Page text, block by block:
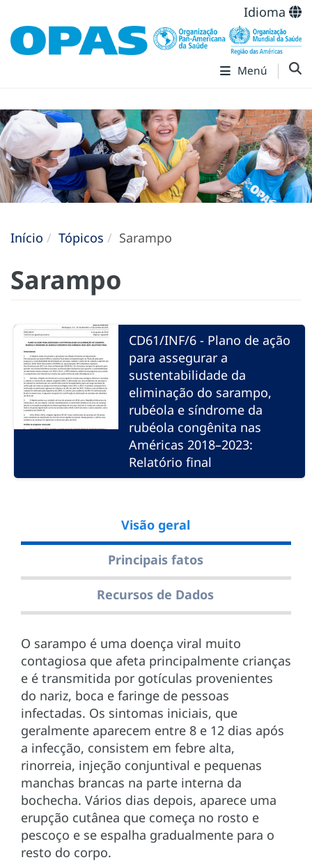
Idioma
Menú
Início Tópicos Sarampo
Sarampo
CD61/INF/6 - Plano de ação
para assegurar a
sustentabilidade da
eliminação do sarampo,
rubéola e síndrome da
rubéola congênita nas
Américas 2018–2023:
Relatório final
Visão geral
Principais fatos
Recursos de Dados
O sarampo é uma doença viral muito
contagiosa que afeta principalmente crianças
e é transmitida por gotículas provenientes
do nariz, boca e faringe de pessoas
infectadas. Os sintomas iniciais, que
geralmente aparecem entre 8 e 12 dias após
a infecção, consistem em febre alta,
rinorreia, injeção conjuntival e pequenas
manchas brancas na parte interna da
bochecha. Vários dias depois, aparece uma
erupção cutânea que começa no rosto e
pescoço e se espalha gradualmente para o
resto do corpo.